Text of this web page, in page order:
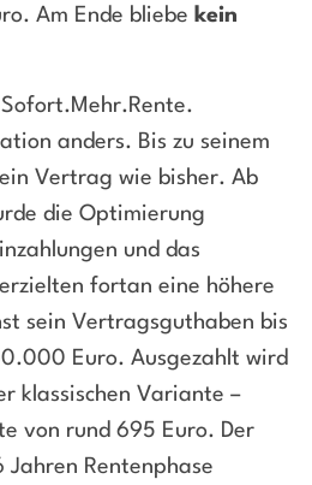
Am Ende bliebe kein
anders. Bis zu seinem
Vertrag wie bisher. Ab
die Optimierung
und das
fortan eine höhere
sein Vertragsguthaben bis
Euro. Ausgezahlt wird
klassischen Variante –
von rund 695 Euro. Der
Jahren Rentenphase